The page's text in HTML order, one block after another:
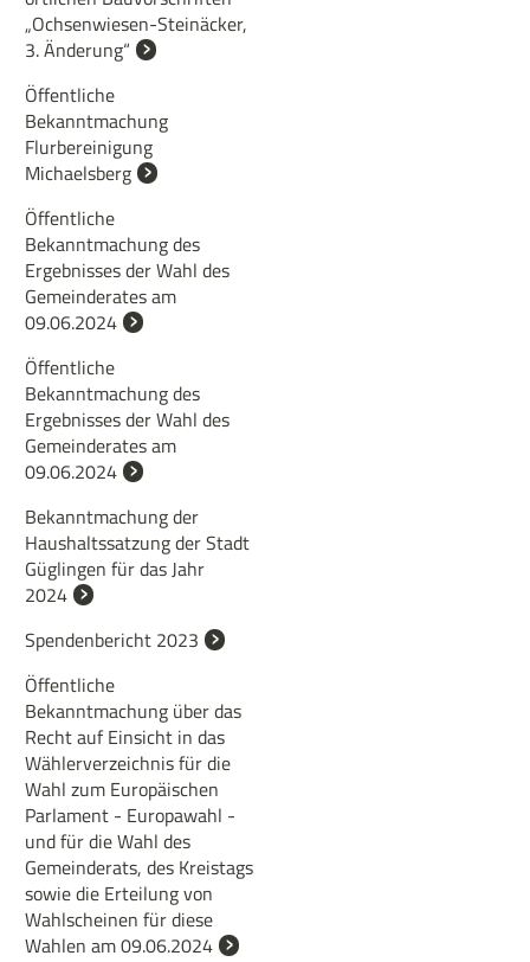
„Ochsenwiesen-Steinäcker,
3. Änderung“
Öffentliche
Bekanntmachung
Flurbereinigung
Michaelsberg
Öffentliche
Bekanntmachung des
Ergebnisses der Wahl des
Gemeinderates am
09.06.2024
Öffentliche
Bekanntmachung des
Ergebnisses der Wahl des
Gemeinderates am
09.06.2024
Bekanntmachung der
Haushaltssatzung der Stadt
Güglingen für das Jahr
2024
Spendenbericht 2023
Öffentliche
Bekanntmachung über das
Recht auf Einsicht in das
Wählerverzeichnis für die
Wahl zum Europäischen
Parlament - Europawahl -
und für die Wahl des
Gemeinderats, des Kreistags
sowie die Erteilung von
Wahlscheinen für diese
Wahlen am 09.06.2024